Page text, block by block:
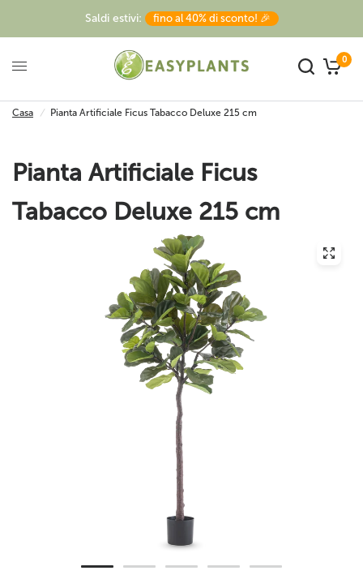
Saldi estivi: fino al 40% di sconto! 🎉
0
Casa / Pianta Artificiale Ficus Tabacco Deluxe 215 cm
Pianta Artificiale Ficus
Tabacco Deluxe 215 cm